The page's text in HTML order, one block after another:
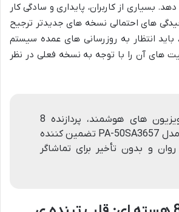
بسیاری از کاربران، پایداری و سادگی کار
های احتمالی نسخه های جدیدتر ترجیح
انتظار به روزرسانی های عمده سیستم
های آن را با توجه به نسخه فعلی در نظر
در دنیای تلویزیون های هوشمند، پردازنده 8
هسته ای در مدل PA-50SA3657 تضمین کننده
و بدون تأخیر برای تماشاگر